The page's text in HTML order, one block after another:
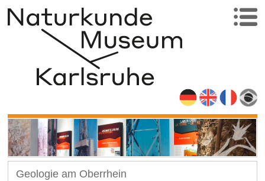
Geologie am Oberrhein